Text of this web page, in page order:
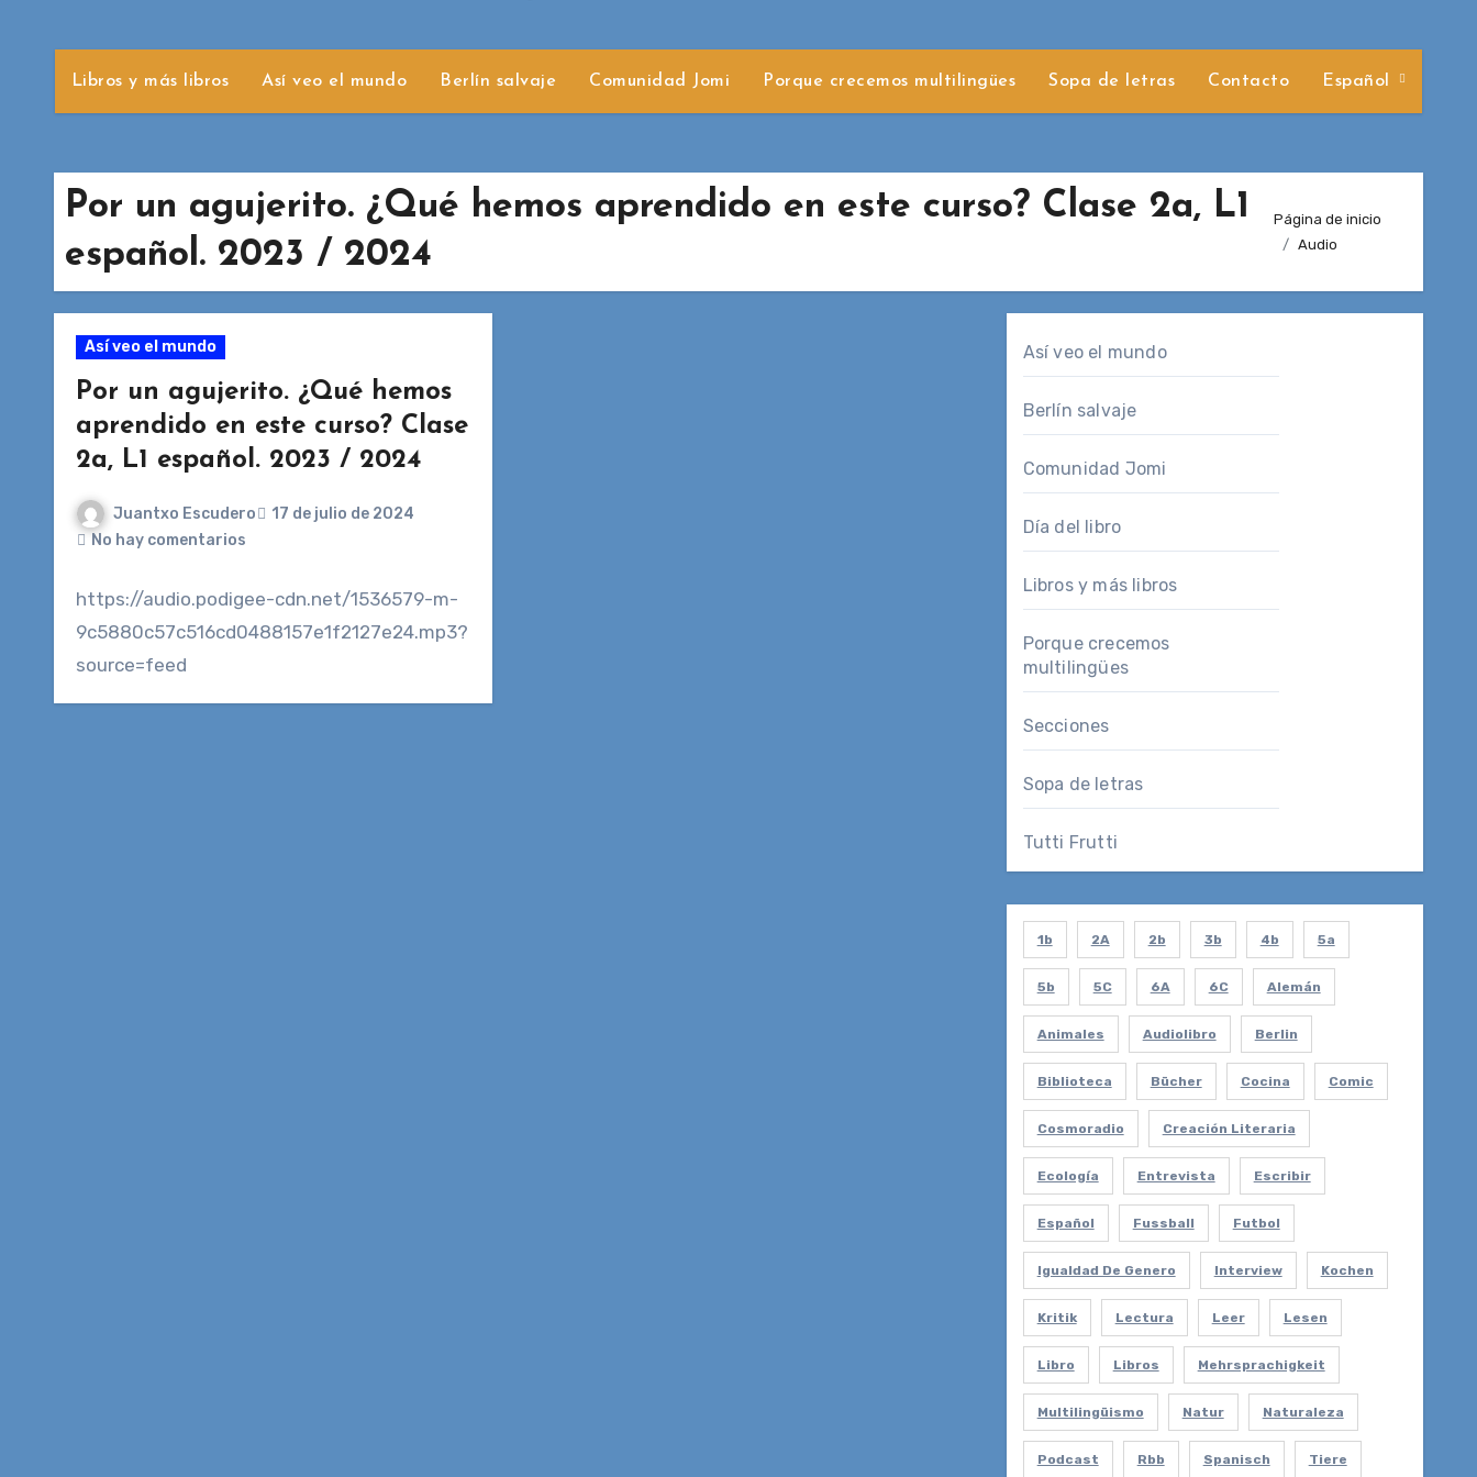
Libros y más libros Así veo el mundo Berlín salvaje Comunidad Jomi Porque crecemos multilingües Sopa de letras Contacto Español
Por un agujerito. ¿Qué hemos aprendido en este curso? Clase 2a, L1
español. 2023 / 2024
Página de inicio
Audio
Así veo el mundo
Por un agujerito. ¿Qué hemos
aprendido en este curso? Clase
2a, L1 español. 2023 / 2024
Juantxo Escudero
17 de julio de 2024
No hay comentarios
https://audio.podigee-cdn.net/1536579-m-
9c5880c57c516cd0488157e1f2127e24.mp3?
source=feed
Así veo el mundo
Berlín salvaje
Comunidad Jomi
Día del libro
Libros y más libros
Porque crecemos
multilingües
Secciones
Sopa de letras
Tutti Frutti
1b 2A 2b 3b 4b 5a
5b 5C 6A 6C Alemán
Animales Audiolibro Berlin
Biblioteca Bücher Cocina Comic
Cosmoradio Creación Literaria
Ecología Entrevista Escribir
Español Fussball Futbol
Igualdad De Genero Interview Kochen
Kritik Lectura Leer Lesen
Libro Libros Mehrsprachigkeit
Multilingüismo Natur Naturaleza
Podcast Rbb Spanisch Tiere